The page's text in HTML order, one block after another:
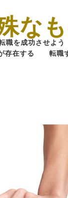
な
職を成功させよう
存在する
転職